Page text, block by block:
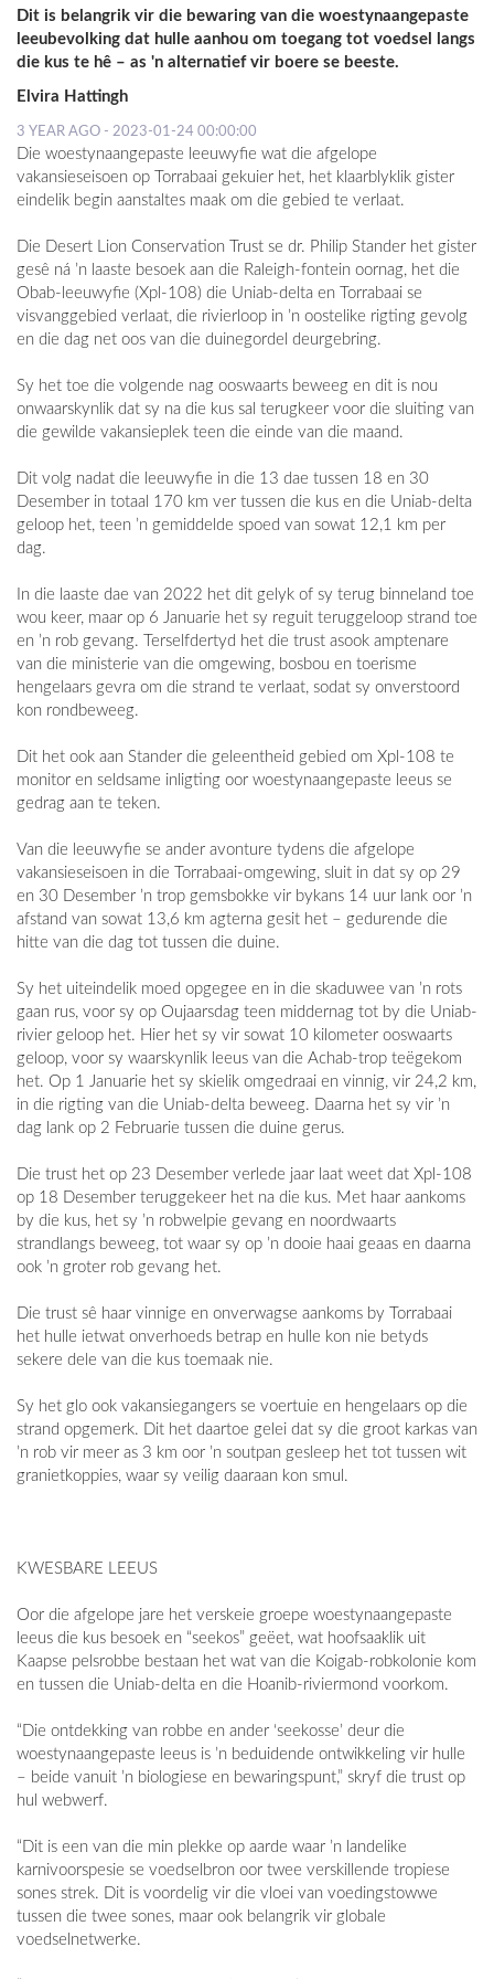
Dit is belangrik vir die bewaring van die woestynaangepaste
leeubevolking dat hulle aanhou om toegang tot voedsel langs
die kus te hê – as 'n alternatief vir boere se beeste.
Elvira Hattingh
3 YEAR AGO - 2023-01-24 00:00:00
Die woestynaangepaste leeuwyfie wat die afgelope
vakansieseisoen op Torrabaai gekuier het, het klaarblyklik gister
eindelik begin aanstaltes maak om die gebied te verlaat.
Die Desert Lion Conservation Trust se dr. Philip Stander het gister
gesê ná ’n laaste besoek aan die Raleigh-fontein oornag, het die
Obab-leeuwyfie (Xpl-108) die Uniab-delta en Torrabaai se
visvanggebied verlaat, die rivierloop in ’n oostelike rigting gevolg
en die dag net oos van die duinegordel deurgebring.
Sy het toe die volgende nag ooswaarts beweeg en dit is nou
onwaarskynlik dat sy na die kus sal terugkeer voor die sluiting van
die gewilde vakansieplek teen die einde van die maand.
Dit volg nadat die leeuwyfie in die 13 dae tussen 18 en 30
Desember in totaal 170 km ver tussen die kus en die Uniab-delta
geloop het, teen ’n gemiddelde spoed van sowat 12,1 km per
dag.
In die laaste dae van 2022 het dit gelyk of sy terug binneland toe
wou keer, maar op 6 Januarie het sy reguit teruggeloop strand toe
en ’n rob gevang. Terselfdertyd het die trust asook amptenare
van die ministerie van die omgewing, bosbou en toerisme
hengelaars gevra om die strand te verlaat, sodat sy onverstoord
kon rondbeweeg.
Dit het ook aan Stander die geleentheid gebied om Xpl-108 te
monitor en seldsame inligting oor woestynaangepaste leeus se
gedrag aan te teken.
Van die leeuwyfie se ander avonture tydens die afgelope
vakansieseisoen in die Torrabaai-omgewing, sluit in dat sy op 29
en 30 Desember ’n trop gemsbokke vir bykans 14 uur lank oor ’n
afstand van sowat 13,6 km agterna gesit het – gedurende die
hitte van die dag tot tussen die duine.
Sy het uiteindelik moed opgegee en in die skaduwee van ’n rots
gaan rus, voor sy op Oujaarsdag teen middernag tot by die Uniab-
rivier geloop het. Hier het sy vir sowat 10 kilometer ooswaarts
geloop, voor sy waarskynlik leeus van die Achab-trop teëgekom
het. Op 1 Januarie het sy skielik omgedraai en vinnig, vir 24,2 km,
in die rigting van die Uniab-delta beweeg. Daarna het sy vir ’n
dag lank op 2 Februarie tussen die duine gerus.
Die trust het op 23 Desember verlede jaar laat weet dat Xpl-108
op 18 Desember teruggekeer het na die kus. Met haar aankoms
by die kus, het sy ’n robwelpie gevang en noordwaarts
strandlangs beweeg, tot waar sy op ’n dooie haai geaas en daarna
ook ’n groter rob gevang het.
Die trust sê haar vinnige en onverwagse aankoms by Torrabaai
het hulle ietwat onverhoeds betrap en hulle kon nie betyds
sekere dele van die kus toemaak nie.
Sy het glo ook vakansiegangers se voertuie en hengelaars op die
strand opgemerk. Dit het daartoe gelei dat sy die groot karkas van
’n rob vir meer as 3 km oor ’n soutpan gesleep het tot tussen wit
granietkoppies, waar sy veilig daaraan kon smul.
KWESBARE LEEUS
Oor die afgelope jare het verskeie groepe woestynaangepaste
leeus die kus besoek en “seekos” geëet, wat hoofsaaklik uit
Kaapse pelsrobbe bestaan het wat van die Koigab-robkolonie kom
en tussen die Uniab-delta en die Hoanib-riviermond voorkom.
“Die ontdekking van robbe en ander ‘seekosse’ deur die
woestynaangepaste leeus is ’n beduidende ontwikkeling vir hulle
– beide vanuit ’n biologiese en bewaringspunt,” skryf die trust op
hul webwerf.
“Dit is een van die min plekke op aarde waar ’n landelike
karnivoorspesie se voedselbron oor twee verskillende tropiese
sones strek. Dit is voordelig vir die vloei van voedingstowwe
tussen die twee sones, maar ook belangrik vir globale
voedselnetwerke.